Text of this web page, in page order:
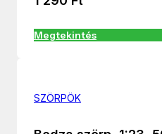
Megtekintés
SZÖRPÖK